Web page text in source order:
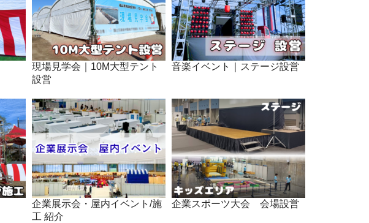
現場見学会｜10M大型テント
設営
音楽イベント｜ステージ設営
企業展示会・屋内イベント/施
工 紹介
企業スポーツ大会 会場設営